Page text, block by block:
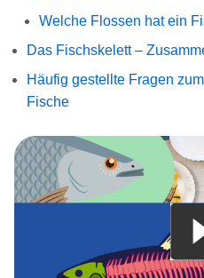
Welche Flossen hat ein
Das Fischskelett –
Häufig gestellte Fragen
Fische